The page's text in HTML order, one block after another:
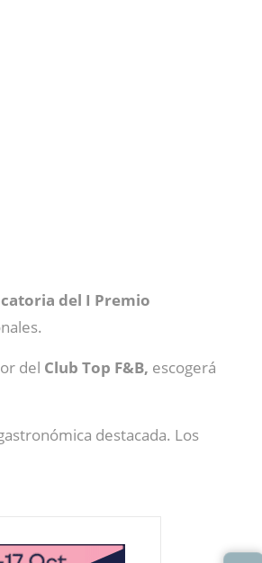
del I Premio
del Club Top F&B, escogerá
destacada. Los